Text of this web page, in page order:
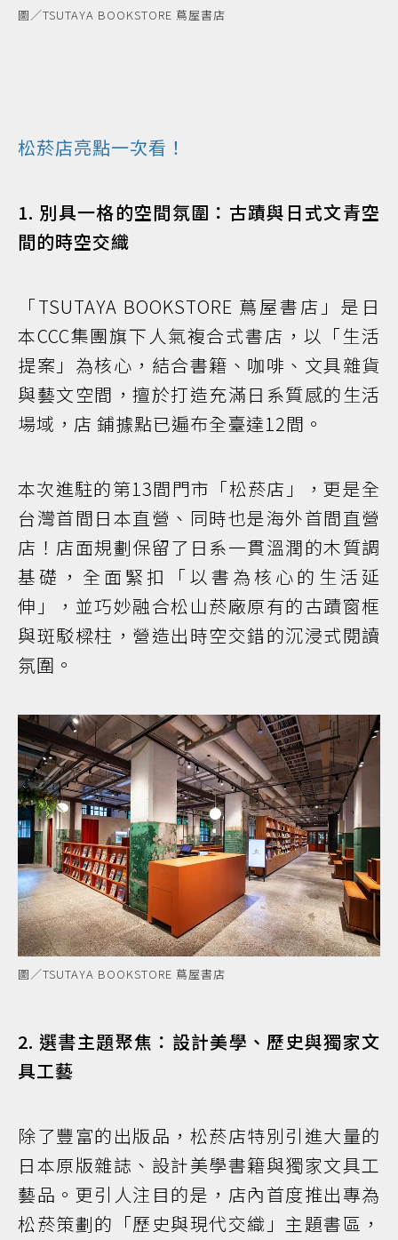
圖／TSUTAYA BOOKSTORE 蔦屋書店
松菸店亮點一次看！
1. 別具一格的空間氛圍：古蹟與日式文青空
間的時空交織
「TSUTAYA BOOKSTORE 蔦屋書店」是日
本CCC集團旗下人氣複合式書店，以「生活
提案」為核心，結合書籍、咖啡、文具雜貨
與藝文空間，擅於打造充滿日系質感的生活
場域，店 鋪據點已遍布全臺達12間。
本次進駐的第13間門市「松菸店」，更是全
台灣首間日本直營、同時也是海外首間直營
店！店面規劃保留了日系一貫溫潤的木質調
基礎，全面緊扣「以書為核心的生活延
伸」，並巧妙融合松山菸廠原有的古蹟窗框
與斑駁樑柱，營造出時空交錯的沉浸式閱讀
氛圍。
圖／TSUTAYA BOOKSTORE 蔦屋書店
2. 選書主題聚焦：設計美學、歷史與獨家文
具工藝
除了豐富的出版品，松菸店特別引進大量的
日本原版雜誌、設計美學書籍與獨家文具工
藝品。更引人注目的是，店內首度推出專為
松菸策劃的「歷史與現代交織」主題書區，